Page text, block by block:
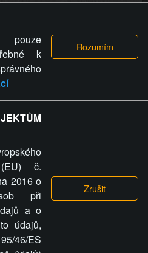
se toto opatření provozovatele
umístila fotografii nebo video na
fotografie, videa nebo
okolnost uplatnit vůči
nárok na náhradu škody nebo
újmy.
není zvrácenej. To jen
lidi...
GDPR
pouze
k
č.
2016 o
při
a o
údajů,
46/ES